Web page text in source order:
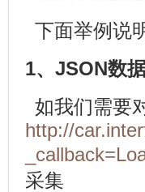
下面举例说
1、 JSON数
如我们需要
http://
采集